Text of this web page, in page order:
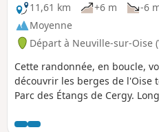
11,61 km
+6 m -6
Moyenne
Départ à Neuville-sur-Oise
Cette randonnée, en boucle,
découvrir les berges de l'Oise
Parc des Étangs de Cergy.
œuvre architecturale